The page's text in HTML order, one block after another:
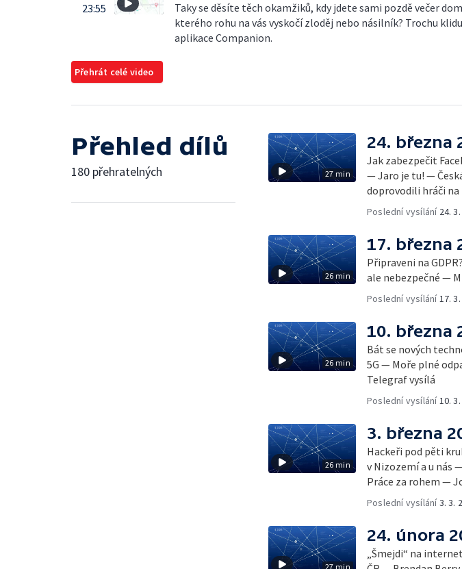
23:55
Taky se děsíte těch okamžiků, kdy jdete sami pozdě večer
kterého rohu na vás vyskočí zloděj nebo násilník? Trochu
aplikace Companion.
Přehrát celé video
Přehled dílů
180 přehratelných 27 min
24. března
Jak zabezpečit
— Jaro je tu! —
doprovodili hráči
Poslední vysílání 24.
26 min
17. března
Připraveni na
ale nebezpečné —
Poslední vysílání17.
26 min
10. března
Bát se nových
5G — Moře plné
Telegraf vysílá
Poslední vysílání10.
26 min
3. března
Hackeři pod pěti
v Nizozemí a u nás
Práce za rohem —
Poslední vysílání3. 3.
27 min
24. února
„Šmejdi“ na